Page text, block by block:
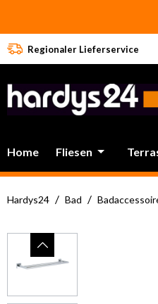
Regionaler Lieferservice
Home Fliesen
Hardys24 / Bad /
Bildergalerie überspringen